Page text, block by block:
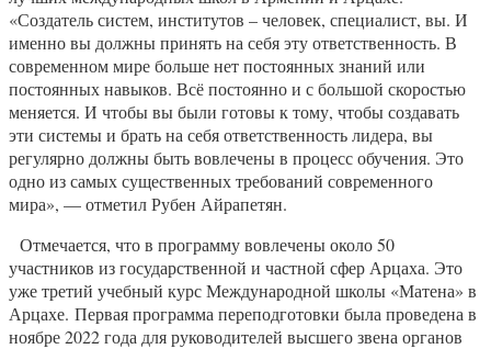
«Создатель систем, институтов – человек, специалист, вы. И
именно вы должны принять на себя эту ответственность. В
современном мире больше нет постоянных знаний или
постоянных навыков. Всё постоянно и с большой скоростью
меняется. И чтобы вы были готовы к тому, чтобы создавать
эти системы и брать на себя ответственность лидера, вы
регулярно должны быть вовлечены в процесс обучения. Это
одно из самых существенных требований современного
мира», — отметил Рубен Айрапетян.
Отмечается, что в программу вовлечены около 50
участников из государственной и частной сфер Арцаха. Это
уже третий учебный курс Международной школы «Матена» в
Арцахе. Первая программа переподготовки была проведена в
ноябре 2022 года для руководителей высшего звена органов